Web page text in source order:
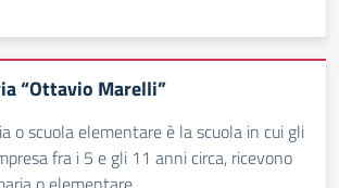
“Ottavio Marelli”
o scuola elementare è la scuola in cui gli
fra i 5 e gli 11 anni circa, ricevono